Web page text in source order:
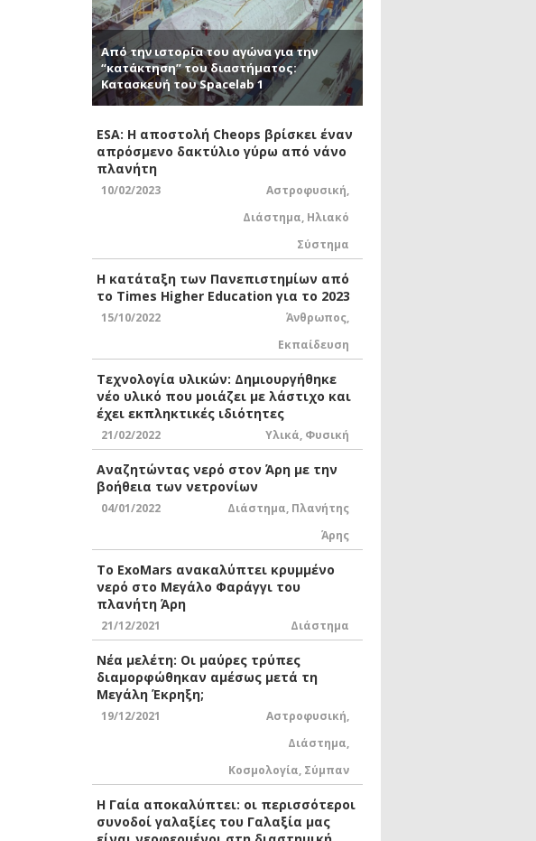
Από την ιστορία του αγώνα για την
“κατάκτηση” του διαστήματος:
Κατασκευή του Spacelab 1
ESA: Η αποστολή Cheops βρίσκει έναν
απρόσμενο δακτύλιο γύρω από νάνο
πλανήτη
10/02/2023 Αστροφυσική,
Διάστημα, Ηλιακό
Σύστημα
Η κατάταξη των Πανεπιστημίων από
το Times Higher Education για το 2023
15/10/2022 Άνθρωπος,
Εκπαίδευση
Τεχνολογία υλικών: Δημιουργήθηκε
νέο υλικό που μοιάζει με λάστιχο και
έχει εκπληκτικές ιδιότητες
21/02/2022 Υλικά, Φυσική
Αναζητώντας νερό στον Άρη με την
βοήθεια των νετρονίων
04/01/2022 Διάστημα, Πλανήτης
Άρης
Το ExoMars ανακαλύπτει κρυμμένο
νερό στο Μεγάλο Φαράγγι του
πλανήτη Άρη
21/12/2021 Διάστημα
Νέα μελέτη: Οι μαύρες τρύπες
διαμορφώθηκαν αμέσως μετά τη
Μεγάλη Έκρηξη;
19/12/2021 Αστροφυσική,
Διάστημα,
Κοσμολογία, Σύμπαν
Η Γαία αποκαλύπτει: οι περισσότεροι
συνοδοί γαλαξίες του Γαλαξία μας